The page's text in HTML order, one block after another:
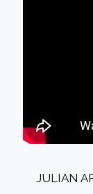
JULIAN